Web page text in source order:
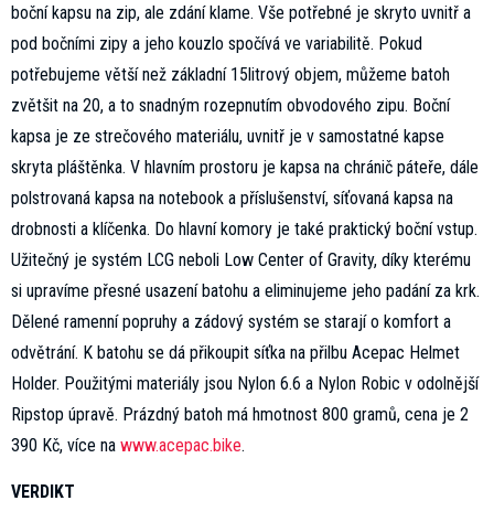
boční kapsu na zip, ale zdání klame. Vše potřebné je skryto uvnitř a
pod bočními zipy a jeho kouzlo spočívá ve variabilitě. Pokud
potřebujeme větší než základní 15litrový objem, můžeme batoh
zvětšit na 20, a to snadným rozepnutím obvodového zipu. Boční
kapsa je ze strečového materiálu, uvnitř je v samostatné kapse
skryta pláštěnka. V hlavním prostoru je kapsa na chránič páteře, dále
polstrovaná kapsa na notebook a příslušenství, síťovaná kapsa na
drobnosti a klíčenka. Do hlavní komory je také praktický boční vstup.
Užitečný je systém LCG neboli Low Center of Gravity, díky kterému
si upravíme přesné usazení batohu a eliminujeme jeho padání za krk.
Dělené ramenní popruhy a zádový systém se starají o komfort a
odvětrání. K batohu se dá přikoupit síťka na přilbu Acepac Helmet
Holder. Použitými materiály jsou Nylon 6.6 a Nylon Robic v odolnější
Ripstop úpravě. Prázdný batoh má hmotnost 800 gramů, cena je 2
390 Kč, více na www.acepac.bike.
VERDIKT